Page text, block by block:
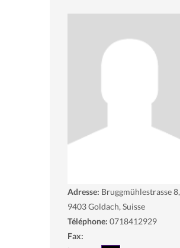
Adresse: Bruggmühlestrasse 8,
9403Goldach, Suisse
Téléphone: 0718412929
Fax: